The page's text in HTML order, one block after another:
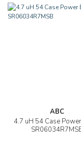
ABC
4.7 uH 54 Case